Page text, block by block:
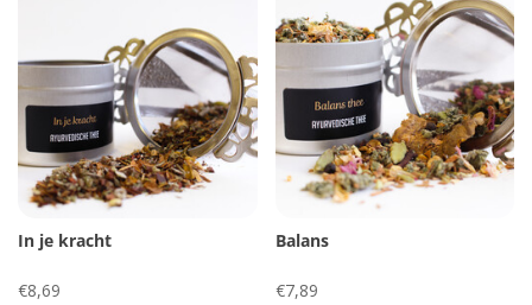
In je kracht
€8,69
Balans
€7,89